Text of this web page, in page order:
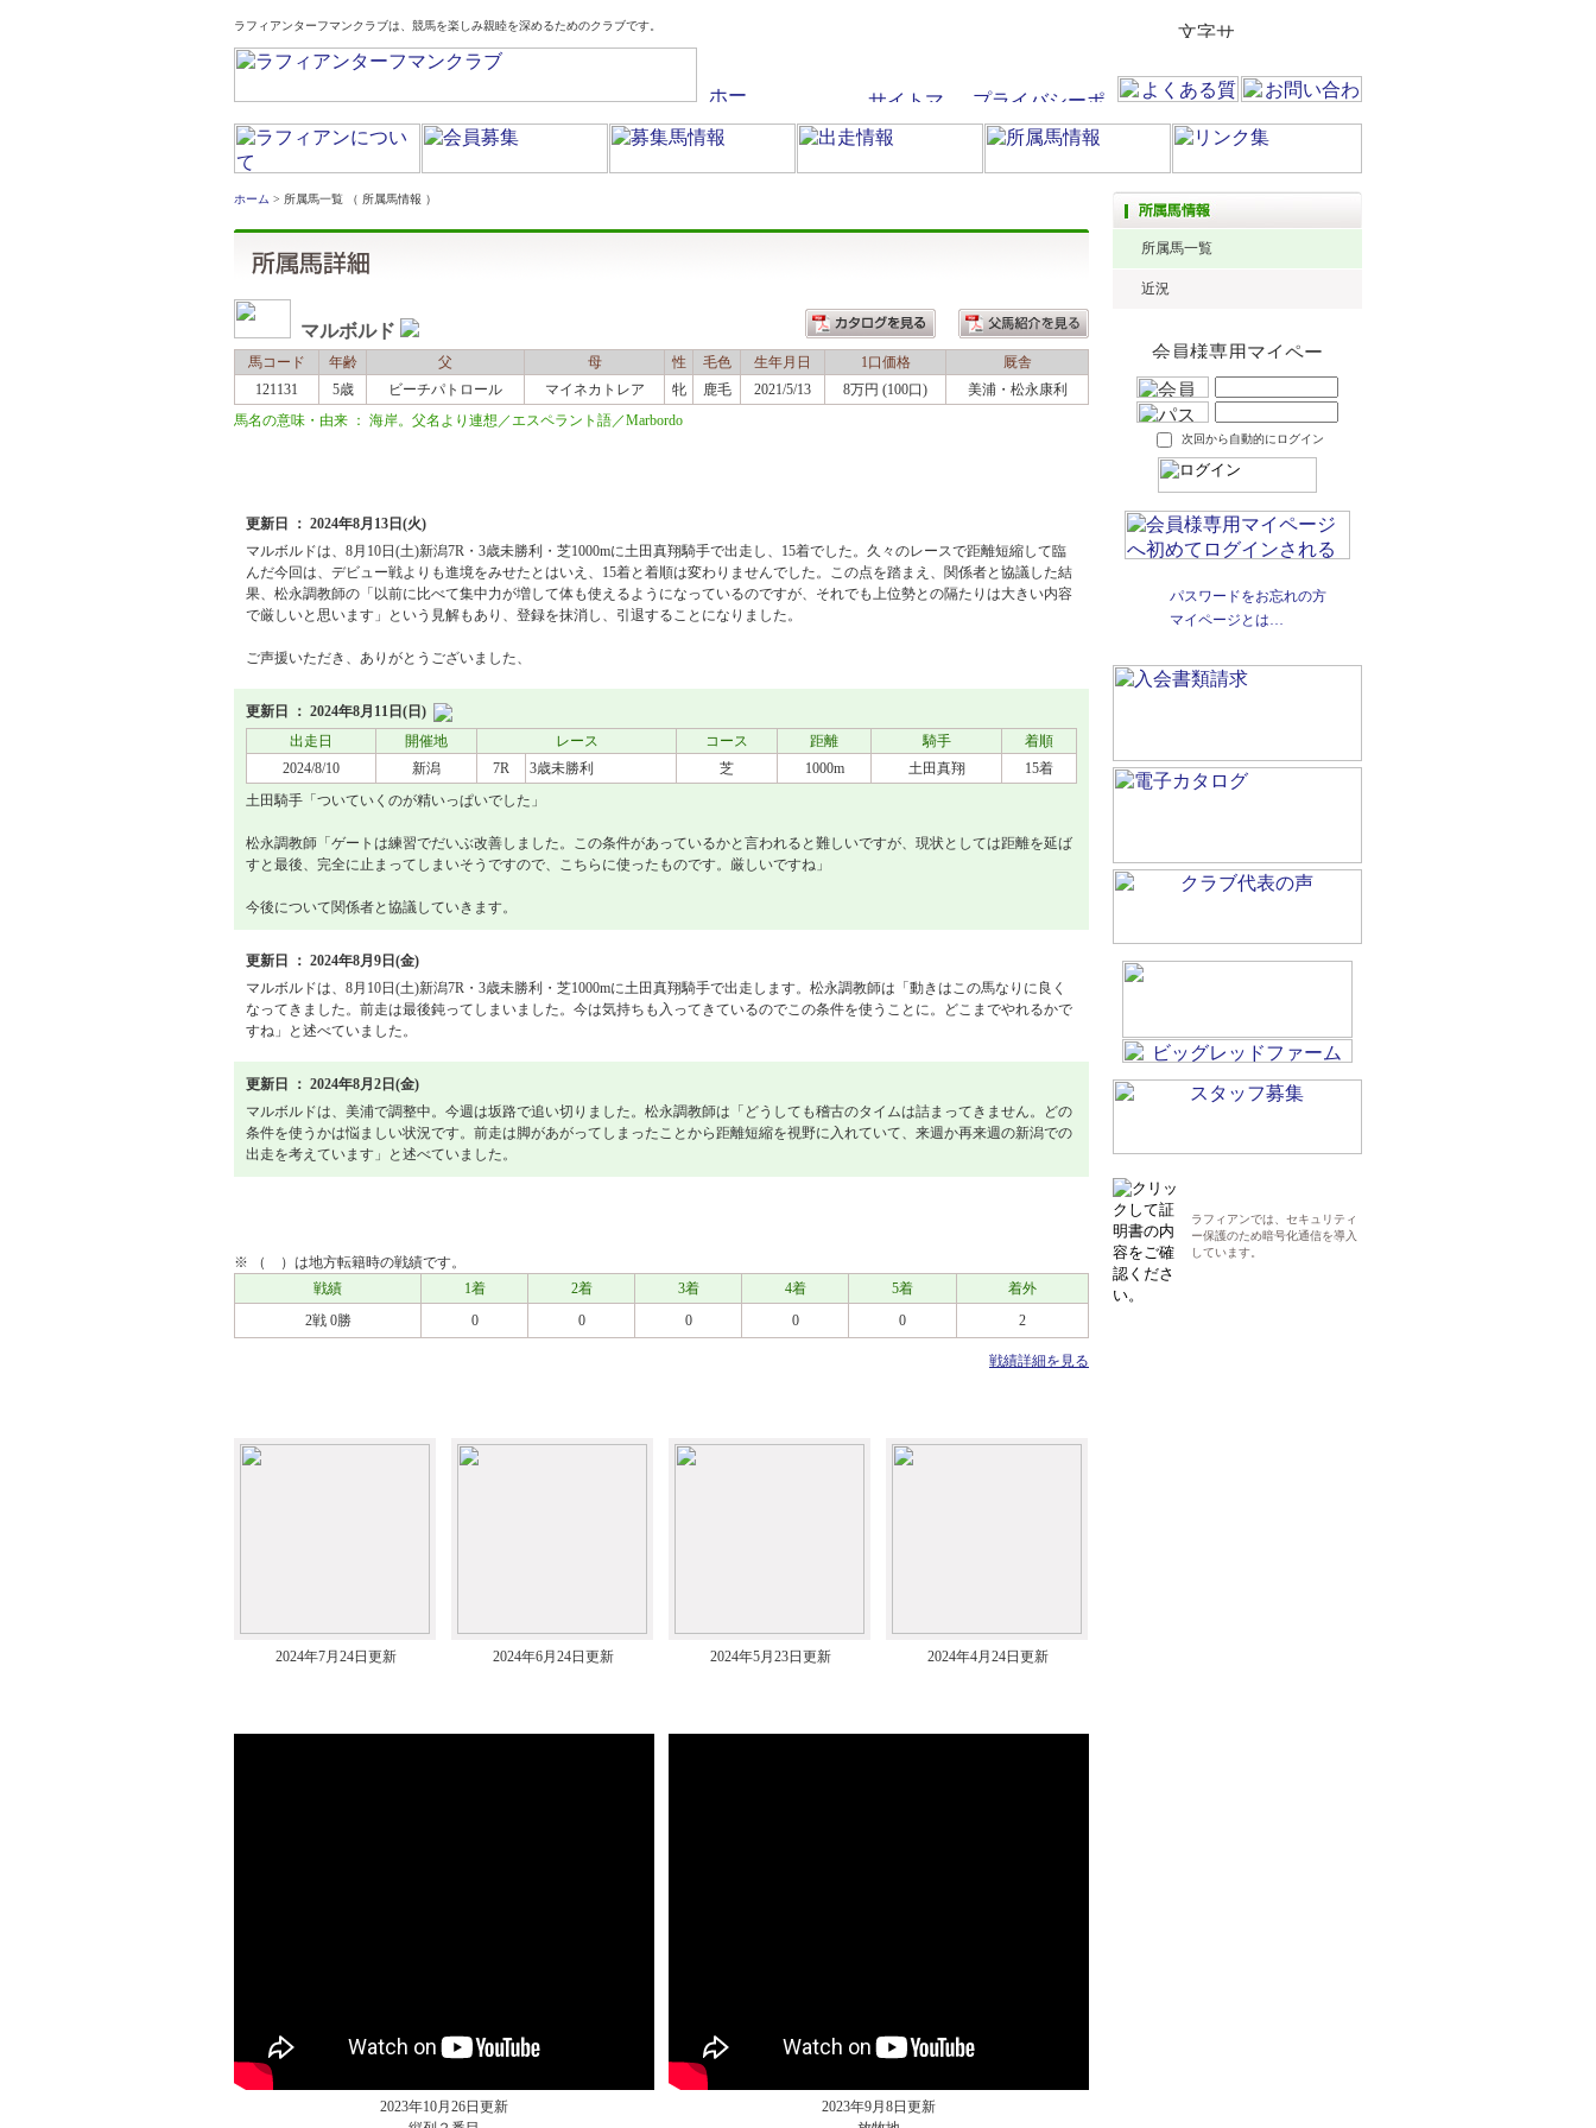
ラフィアンターフマンクラブは、競馬を楽しみ親睦を深めるためのクラブです。
ホーム > 所属馬一覧 （ 所属馬情報 ）
マルボルド
馬コード 年齢 父 母 性 毛色 生年月日 1口価格
厩舎
121131
5歳 ビーチパトロール マイネカトレア 牝 鹿毛 2021/5/13 8万円 (100口) 美浦・松永康利
馬名の意味・由来 ： 海岸。父名より連想／エスペラント語／Marbordo
更新日 ： 2024年8月13日(火)
マルボルドは、8月10日(土)新潟7R・3歳未勝利・芝1000mに土田真翔騎手で出走し、15着でした。久々のレースで距離短縮して臨
んだ今回は、デビュー戦よりも進境をみせたとはいえ、15着と着順は変わりませんでした。この点を踏まえ、関係者と協議した結
果、松永調教師の「以前に比べて集中力が増して体も使えるようになっているのですが、それでも上位勢との隔たりは大きい内容
で厳しいと思います」という見解もあり、登録を抹消し、引退することになりました。
ご声援いただき、ありがとうございました、
更新日 ： 2024年8月11日(日)
出走日
開催地 レース コース 距離 騎手
着順
2024/8/10
新潟 7R 3歳未勝利 芝 1000m 土田真翔
15着
土田騎手「ついていくのが精いっぱいでした」
松永調教師「ゲートは練習でだいぶ改善しました。この条件があっているかと言われると難しいですが、現状としては距離を延ば
すと最後、完全に止まってしまいそうですので、こちらに使ったものです。厳しいですね」
今後について関係者と協議していきます。
更新日 ： 2024年8月9日(金)
マルボルドは、8月10日(土)新潟7R・3歳未勝利・芝1000mに土田真翔騎手で出走します。松永調教師は「動きはこの馬なりに良く
なってきました。前走は最後鈍ってしまいました。今は気持ちも入ってきているのでこの条件を使うことに。どこまでやれるかで
すね」と述べていました。
更新日 ： 2024年8月2日(金)
マルボルドは、美浦で調整中。今週は坂路で追い切りました。松永調教師は「どうしても稽古のタイムは詰まってきません。どの
条件を使うかは悩ましい状況です。前走は脚があがってしまったことから距離短縮を視野に入れていて、来週か再来週の新潟での
出走を考えています」と述べていました。
※ （ ）は地方転籍時の戦績です。
戦績
1着 2着 3着 4着 5着
着外
2戦 0勝
0 0 0 0 0 2
戦績詳細を見る
2024年7月24日更新 2024年6月24日更新 2024年5月23日更新 2024年4月24日更新
2023年10月26日更新
2023年9月8日更新
所属馬一覧
近況
次回から自動的にログイン
パスワードをお忘れの方
マイページとは…
ラフィアンでは、セキュリティ
ー保護のため暗号化通信を導入
しています。